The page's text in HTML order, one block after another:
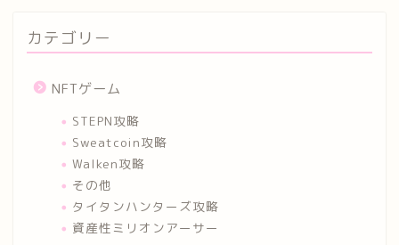
カテゴリー
NFTゲーム
STEPN攻略
Sweatcoin攻略
Walken攻略
その他
タイタンハンターズ攻略
資産性ミリオンアーサー